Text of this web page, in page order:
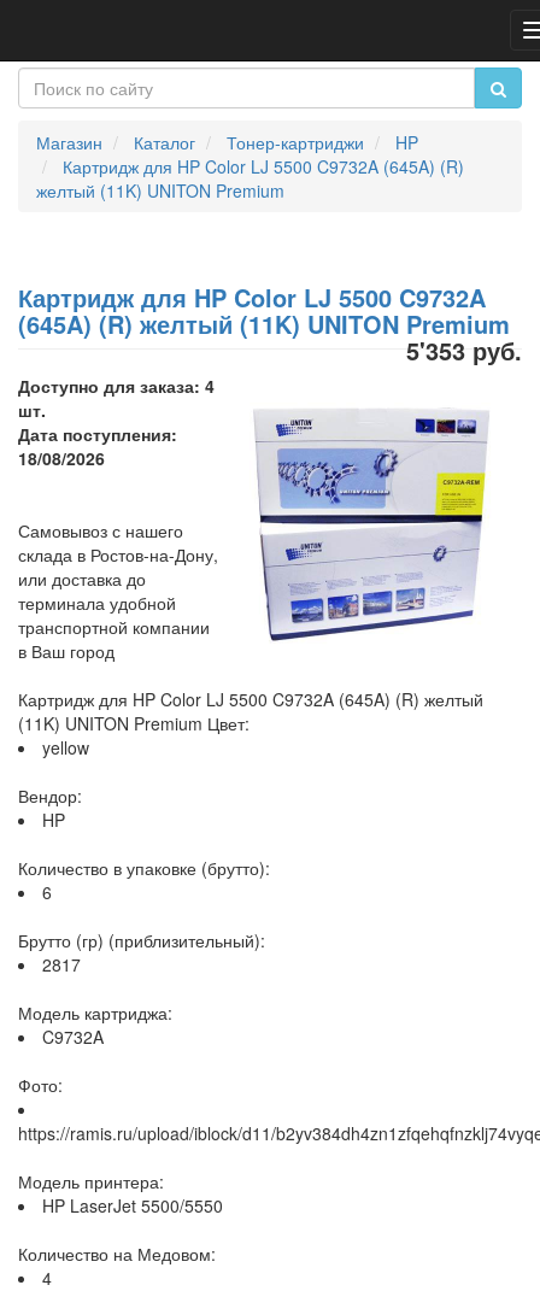
Магазин Каталог Тонер-картриджи
HP
Картридж для HP Color LJ 5500 C9732A (645A) (R)
желтый (11K) UNITON Premium
Картридж для HP Color LJ 5500 C9732A
(645A) (R) желтый (11K) UNITON Premium
5'353 руб.
Доступно для заказа: 4
шт.
Дата поступления:
18/08/2026
Самовывоз с нашего
склада в Ростов-на-Дону,
или доставка до
терминала удобной
транспортной компании
в Ваш город
Картридж для HP Color LJ 5500 C9732A (645A) (R) желтый
(11K) UNITON Premium Цвет:
yellow
Вендор:
HP
Количество в упаковке (брутто):
6
Брутто (гр) (приблизительный):
2817
Модель картриджа:
C9732A
Фото:
https://ramis.ru/upload/iblock/d11/
Модель принтера:
HP LaserJet 5500/5550
Количество на Медовом:
4